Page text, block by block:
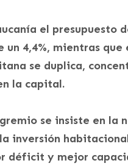
el presupuesto
un 4,4%, mientras que
se duplica,
la capital.
se insiste en la
inversión
déficit y mejor